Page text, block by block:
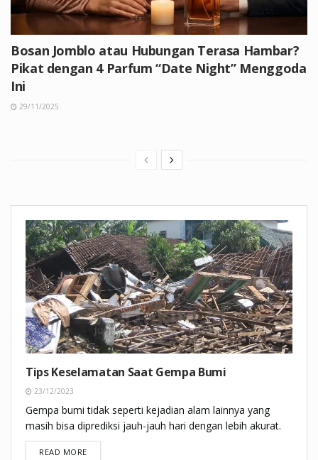
Bosan Jomblo atau Hubungan Terasa Hambar?
Pikat dengan 4 Parfum “Date Night” Menggoda
Ini
29/11/2025
Tips Keselamatan Saat Gempa Bumi
23/12/2023
Gempa bumi tidak seperti kejadian alam lainnya yang
masih bisa diprediksi jauh-jauh hari dengan lebih akurat.
READ MOREDETAILS